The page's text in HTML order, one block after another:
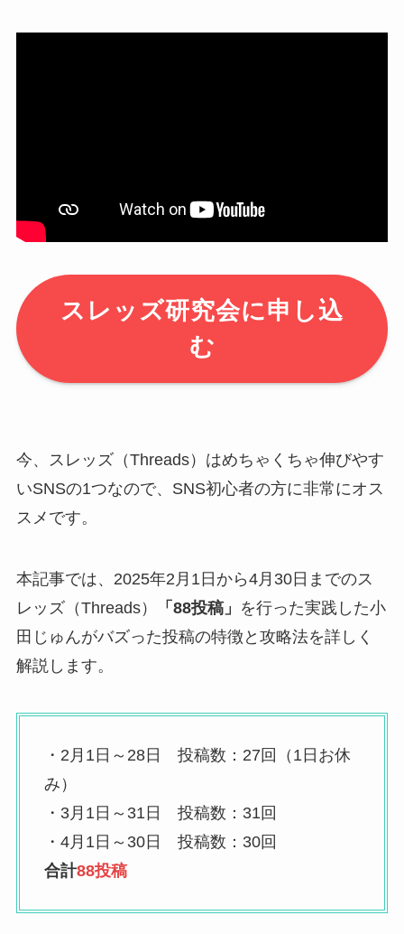
スレッズ研究会に申し込
む
今、スレッズ（Threads）はめちゃくちゃ伸びやす
いSNSの1つなので、SNS初心者の方に非常にオス
スメです。
本記事では、2025年2月1日から4月30日までのス
レッズ（Threads）
「88投稿」 を行った実践した小
田じゅんがバズった投稿の特徴と攻略法を詳しく
解説します。
・2月1日～28日 投稿数：27回（1日お休
み）
・3月1日～31日 投稿数：31回
・4月1日～30日 投稿数：30回
合計88投稿